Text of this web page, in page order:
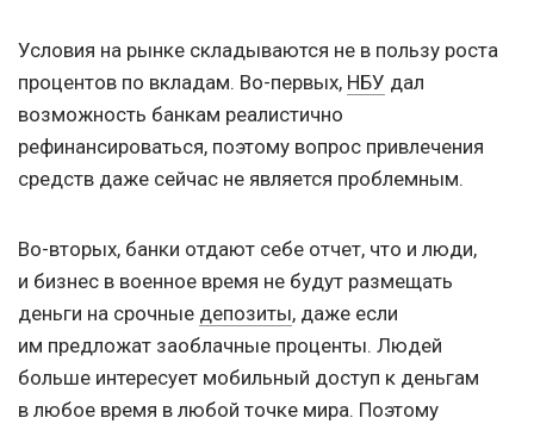
Условия на рынке складываются не в пользу роста
процентов по вкладам. Во-первых, НБУ дал
возможность банкам реалистично
рефинансироваться, поэтому вопрос привлечения
средств даже сейчас не является проблемным.
Во-вторых, банки отдают себе отчет, что и люди,
и бизнес в военное время не будут размещать
деньги на срочные депозиты, даже если
им предложат заоблачные проценты. Людей
больше интересует мобильный доступ к деньгам
в любое время в любой точке мира. Поэтому